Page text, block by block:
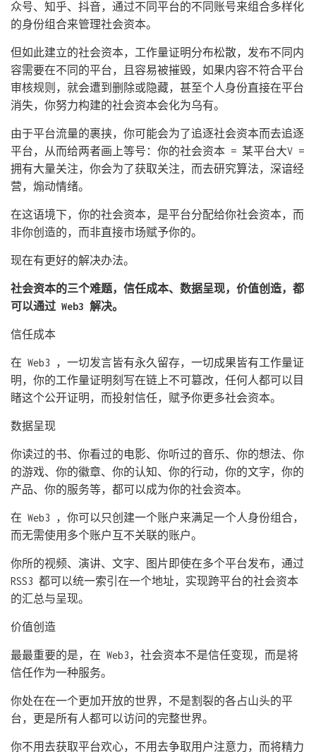
众号、知乎、抖音，通过不同平台的不同账号来组合多样化
的身份组合来管理社会资本。
但如此建立的社会资本，工作量证明分布松散，发布不同内
容需要在不同的平台，且容易被摧毁，如果内容不符合平台
审核规则，就会遭到删除或隐藏，甚至个人身份直接在平台
消失，你努力构建的社会资本会化为乌有。
由于平台流量的裹挟，你可能会为了追逐社会资本而去追逐
平台，从而给两者画上等号：你的社会资本 = 某平台大V =
拥有大量关注，你会为了获取关注，而去研究算法，深谙经
营，煽动情绪。
在这语境下，你的社会资本，是平台分配给你社会资本，而
非你创造的，而非直接市场赋予你的。
现在有更好的解决办法。
社会资本的三个难题，信任成本、数据呈现，价值创造，都
可以通过 Web3 解决。
信任成本
在 Web3 ，一切发言皆有永久留存，一切成果皆有工作量证
明，你的工作量证明刻写在链上不可篡改，任何人都可以目
睹这个公开证明，而投射信任，赋予你更多社会资本。
数据呈现
你读过的书、你看过的电影、你听过的音乐、你的想法、你
的游戏、你的徽章、你的认知、你的行动，你的文字，你的
产品、你的服务等，都可以成为你的社会资本。
在 Web3 ，你可以只创建一个账户来满足一个人身份组合，
而无需使用多个账户互不关联的账户。
你所的视频、演讲、文字、图片即使在多个平台发布，通过
RSS3 都可以统一索引在一个地址，实现跨平台的社会资本
的汇总与呈现。
价值创造
最最重要的是，在 Web3，社会资本不是信任变现，而是将
信任作为一种服务。
你处在在一个更加开放的世界，不是割裂的各占山头的平
台，更是所有人都可以访问的完整世界。
你不用去获取平台欢心，不用去争取用户注意力，而将精力